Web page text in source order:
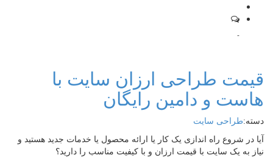
-
قیمت طراحی ارزان سایت با
هاست و دامین رایگان
دسته:طراحی سایت
آیا در شروع راه اندازی یک کار یا ارائه محصول یا خدمات جدید هستید و
نیاز به یک سایت با قیمت ارزان و با کیفیت مناسب را دارید؟